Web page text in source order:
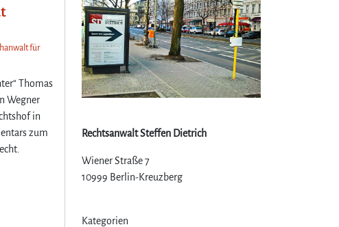
für
Thomas
Wegner
in
zum
Rechtsanwalt Steffen Dietrich
Wiener Straße 7
10999 Berlin-Kreuzberg
Kategorien